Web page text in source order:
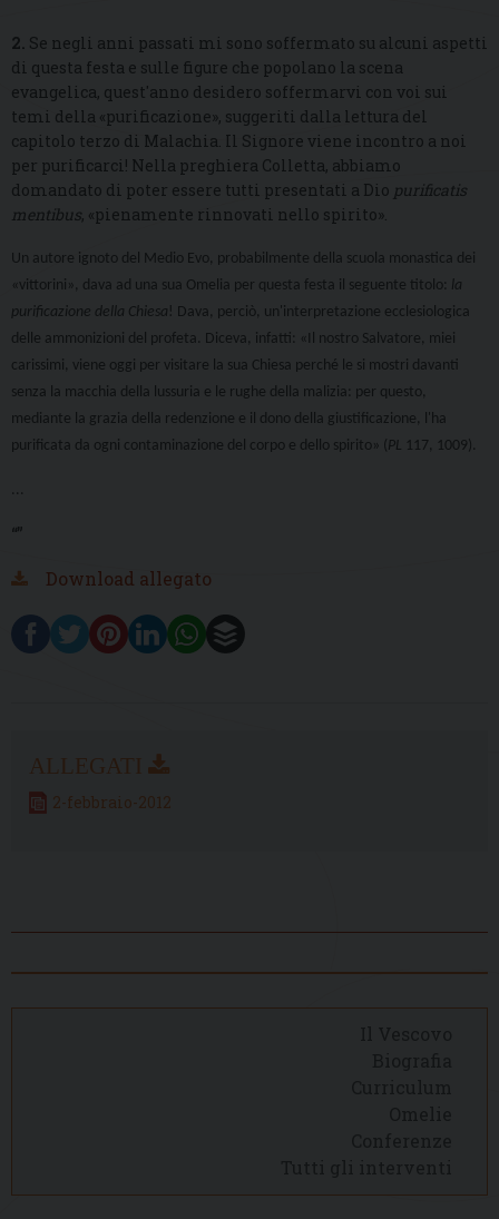
2. Se negli anni passati mi sono soffermato su alcuni aspetti
di questa festa e sulle figure che popolano la scena
evangelica, quest'anno desidero soffermarvi con voi sui
temi della «purificazione», suggeriti dalla lettura del
capitolo terzo di Malachia. Il Signore viene incontro a noi
per purificarci! Nella preghiera Colletta, abbiamo
domandato di poter essere tutti presentati a Dio purificatis
mentibus, «pienamente rinnovati nello spirito».
Un autore ignoto del Medio Evo, probabilmente della scuola monastica dei
« vittorini », dava ad una sua Omelia per questa festa il seguente titolo: la
purificazione della Chiesa ! Dava, perciò, un'interpretazione ecclesiologica
delle ammonizioni del profeta. Diceva, infatti: «Il nostro Salvatore, miei
carissimi, viene oggi per visitare la sua Chiesa perché le si mostri davanti
senza la macchia della lussuria e le rughe della malizia: per questo,
mediante la grazia della redenzione e il dono della giustificazione, l'ha
purificata da ogni contaminazione del corpo e dello spirito» ( PL 117, 1009).
...
“”
Download allegato
2-febbraio-2012